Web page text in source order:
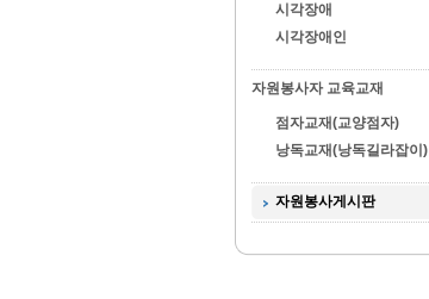
시각장애
시각장애인
자원봉사자 교육교재
점자교재(교양점자)
낭독교재(낭독길라잡이)
자원봉사게시판